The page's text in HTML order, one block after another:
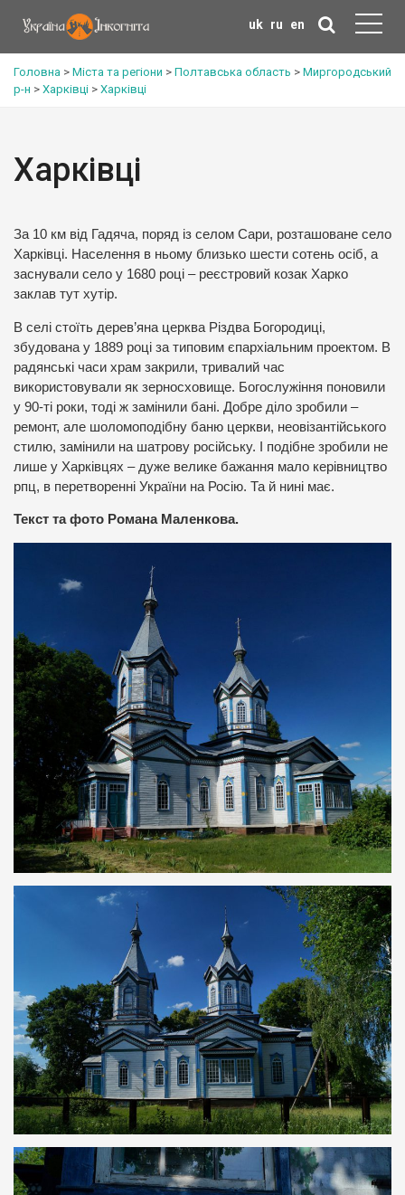
uk ru en
Головна > Міста та регіони > Полтавська область > Миргородський
р-н > Харківці > Харківці
Харківці
За 10 км від Гадяча, поряд із селом Сари, розташоване село
Харківці. Населення в ньому близько шести сотень осіб, а
заснували село у 1680 році – реєстровий козак Харко
заклав тут хутір.
В селі стоїть дерев’яна церква Різдва Богородиці,
збудована у 1889 році за типовим єпархіальним проектом. В
радянські часи храм закрили, тривалий час
використовували як зерносховище. Богослужіння поновили
у 90-ті роки, тоді ж замінили бані. Добре діло зробили –
ремонт, але шоломоподібну баню церкви, неовізантійського
стилю, замінили на шатрову російську. І подібне зробили не
лише у Харківцях – дуже велике бажання мало керівництво
рпц, в перетворенні України на Росію. Та й нині має.
Текст та фото Романа Маленкова.